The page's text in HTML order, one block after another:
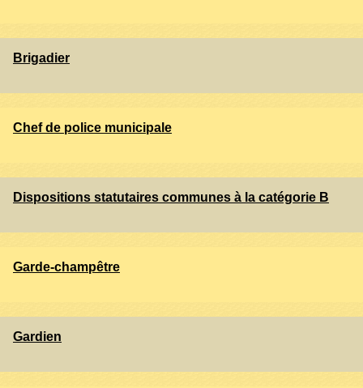
Brigadier
Chef de police municipale
Dispositions statutaires communes à la catégorie B
Garde-champêtre
Gardien